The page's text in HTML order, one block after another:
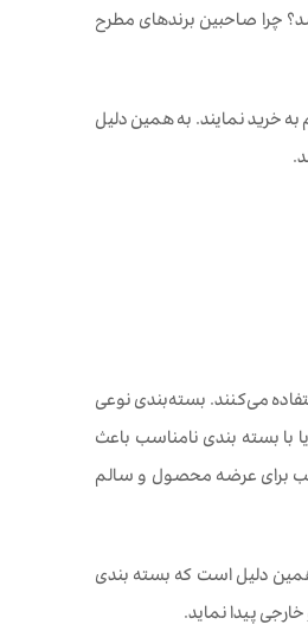
چرا صاحبین برندهای مطرح
خرید نمایند. به همین دلیل
می‌کنند. بسته‌بندی نوعی
بسته بندی نامناسب باعث
برای عرضه محصول و سالم
دلیل است که بسته بندی
پیدا نماید.